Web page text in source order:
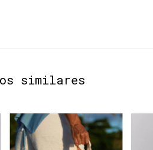
similares